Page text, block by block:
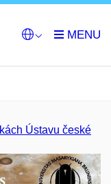
Ústavu české